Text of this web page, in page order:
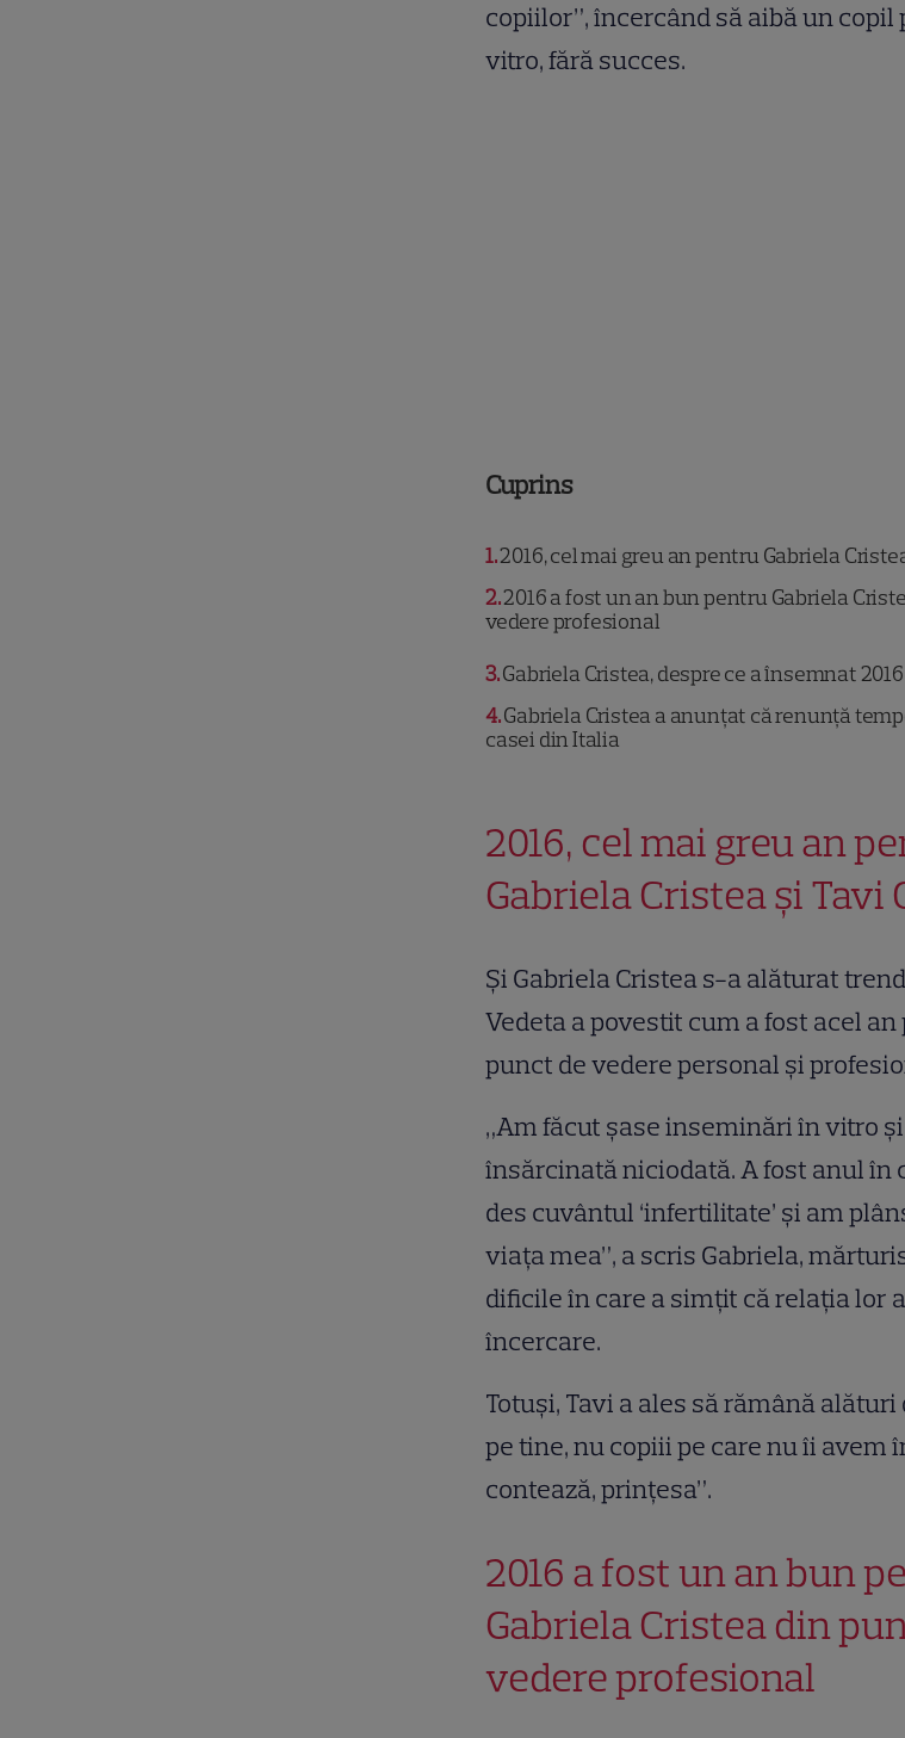
copiilor”, încercând să aibă un
vitro, fără succes.
Cuprins
12016, cel mai greu an pentru Gabriela
22016 a fost un an bun pentru Gabriela
vedere profesional
3Gabriela Cristea, despre ce a însemnat
4Gabriela Cristea a anunțat că renunță
casei din Italia
2016, cel mai greu an
Gabriela Cristea și Tavi
Și Gabriela Cristea s-a alăturat
Vedeta a povestit cum a fost acel
punct de vedere personal și
„Am făcut șase inseminări în vitro
însărcinată niciodată. A fost anul în
des cuvântul ‘infertilitate’ și am
viața mea”, a scris Gabriela,
dificile în care a simțit că relația lor
încercare.
Totuși, Tavi a ales să rămână alături
pe tine, nu copiii pe care nu îi avem
contează, prințesa”.
2016 a fost un an bun
Gabriela Cristea din
vedere profesional